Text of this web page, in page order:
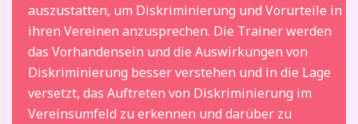
auszustatten, um Diskriminierung und Vorurteile in
ihren Vereinen anzusprechen. Die Trainer werden
das Vorhandensein und die Auswirkungen von
Diskriminierung besser verstehen und in die Lage
versetzt, das Auftreten von Diskriminierung im
Vereinsumfeld zu erkennen und darüber zu